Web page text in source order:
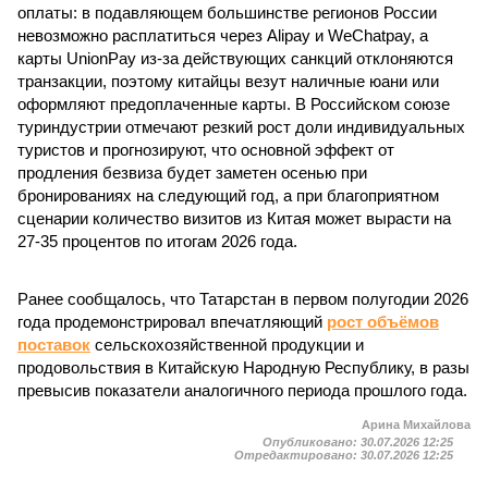
оплаты: в подавляющем большинстве регионов России
невозможно расплатиться через Alipay и WeChatpay, а
карты UnionPay из-за действующих санкций отклоняются
транзакции, поэтому китайцы везут наличные юани или
оформляют предоплаченные карты. В Российском союзе
туриндустрии отмечают резкий рост доли индивидуальных
туристов и прогнозируют, что основной эффект от
продления безвиза будет заметен осенью при
бронированиях на следующий год, а при благоприятном
сценарии количество визитов из Китая может вырасти на
27-35 процентов по итогам 2026 года.
Ранее сообщалось, что Татарстан в первом полугодии 2026
года продемонстрировал впечатляющий рост объёмов
поставок сельскохозяйственной продукции и
продовольствия в Китайскую Народную Республику, в разы
превысив показатели аналогичного периода прошлого года.
Арина Михайлова
Опубликовано: 30.07.2026 12:25
Отредактировано: 30.07.2026 12:25